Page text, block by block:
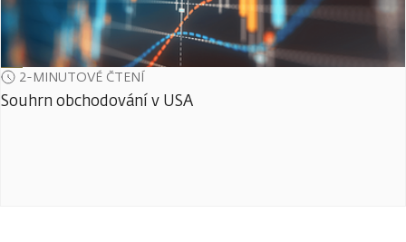
2-MINUTOVÉ ČTENÍ
Souhrn obchodování v USA